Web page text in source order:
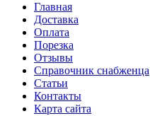
Главная
Доставка
Оплата
Порезка
Отзывы
Справочник снабженца
Статьи
Контакты
Карта сайта